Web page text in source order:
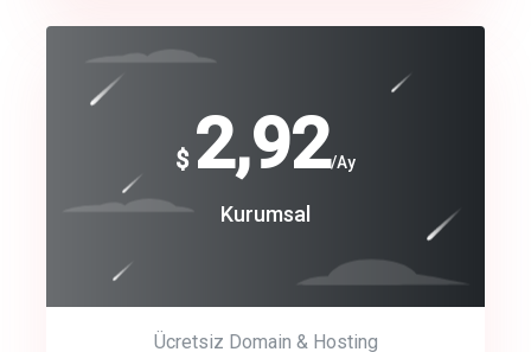
crm auto cync
track energy costs
Get Started
$ 2,92/Ay
Kurumsal
Ücretsiz Domain & Hosting
$
240
Coroprate